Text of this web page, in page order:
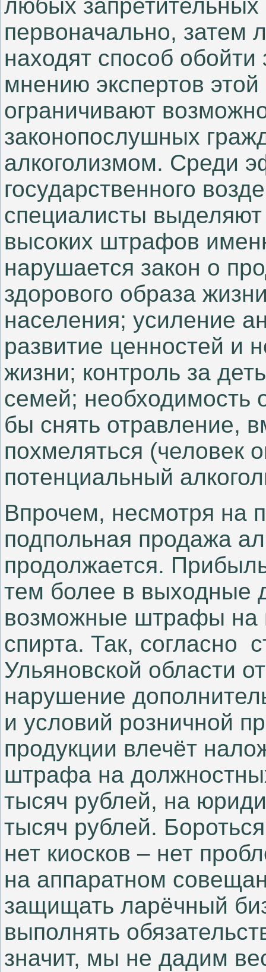
любых запретительных
первоначально, затем
находят способ
мнению экспертов
ограничивают
законопослушных
алкоголизмом. Среди
государственного
специалисты выделяют
высоких штрафов
нарушается закон о
здорового образа
населения; усиление
развитие ценностей и
жизни; контроль за
семей; необходимость
бы снять отравление,
похмеляться (человек
потенциальный
Впрочем, несмотря на
подпольная продажа
продолжается.
тем более в выходные
возможные штрафы на
спирта. Так, согласно
Ульяновской области
нарушение
и условий розничной
продукции влечёт
штрафа на
тысяч рублей, на
тысяч рублей.
нет киосков – нет
на аппаратном
защищать ларёчный
выполнять
значит, мы не дадим